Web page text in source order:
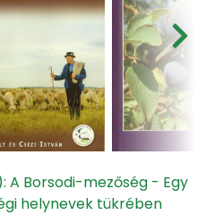
A Borsodi-mezőség - Egy
helynevek tükrében